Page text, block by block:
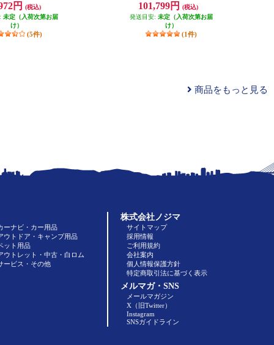
円
(税込)
未定（入荷次第お届
け）
(5件)
droidAuto AppleCarPlay PF9DA-JI-6
4
101,799円
(税込)
発送目安: 未定（入荷次第お届
け）
(1件)
商品をもっと見る
ーナビ・カー用品
ウトドア・キャンプ用品
ット用品
ウトレット・中古・白ロム
ービス・その他
株式会社ノジマ
サイトマップ
採用情報
ご利用規約
会社案内
個人情報保護方針
特定商取引法に基づく表示
メルマガ・SNS
メールマガジン
X（旧Twitter）
Instagram
SNSガイドライン